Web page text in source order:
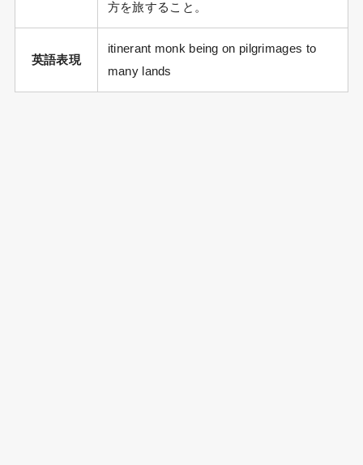
方を旅すること。
英語表現
itinerant monk being on pilgrimages to
many lands